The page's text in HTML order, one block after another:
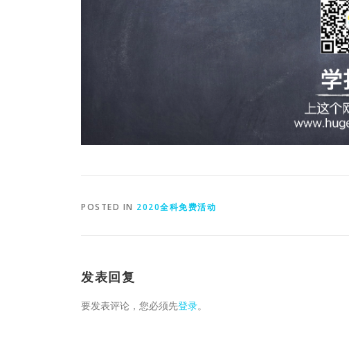
POSTED IN 2020全科免费活动
发表回复
要发表评论，您必须先登录。